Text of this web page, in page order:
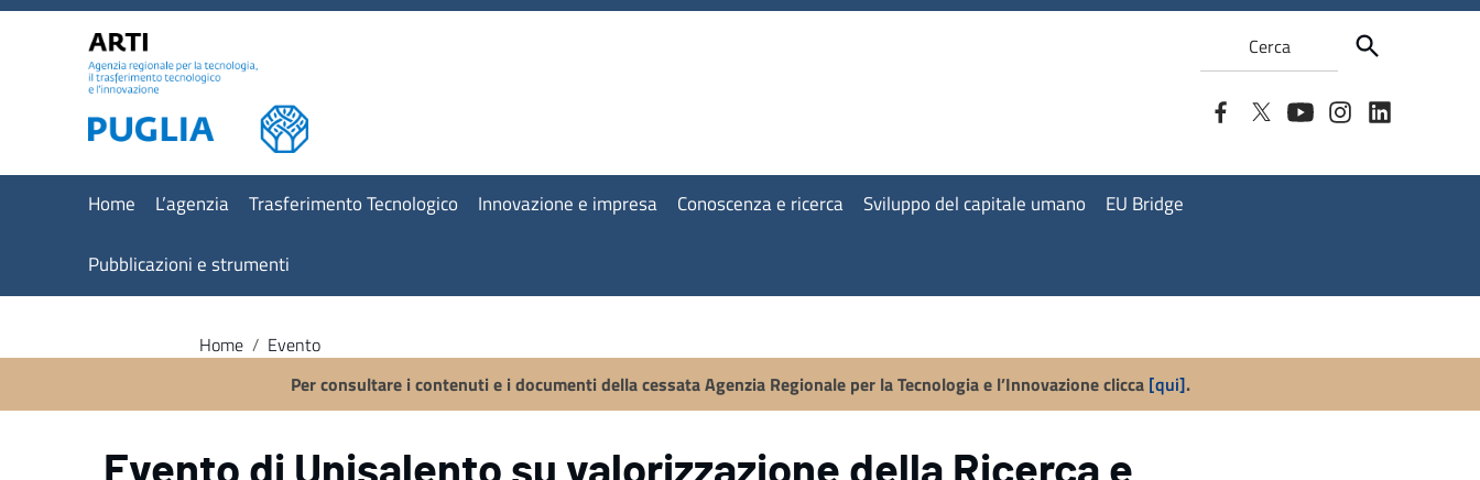
Vai al menu di navigazione
Vai al footer
Cerca
Home L’agenzia Trasferimento Tecnologico Innovazione e impresa Conoscenza e ricerca Sviluppo del capitale umano EU Bridge
Pubblicazioni e strumenti
Home / Evento
Per consultare i contenuti e i documenti della cessata Agenzia Regionale per la Tecnologia e l’Innovazione clicca [qui].